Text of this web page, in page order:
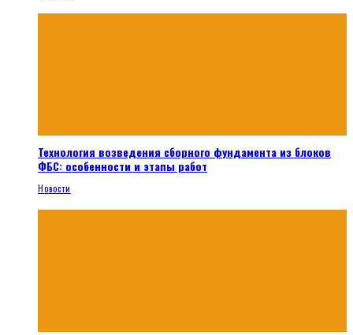
Технология возведения сборного фундамента из блоков
ФБС: особенности и этапы работ
Новости